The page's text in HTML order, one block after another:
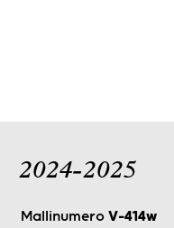
2024-2025
Mallinumero V-414w